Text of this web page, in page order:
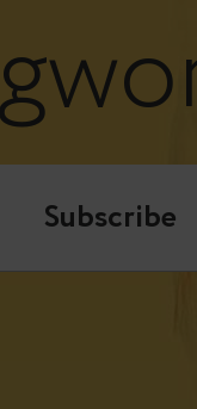
Subscribe